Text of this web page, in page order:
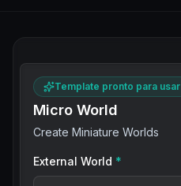
Template pronto para usar
Micro World
Create Miniature Worlds
External World *